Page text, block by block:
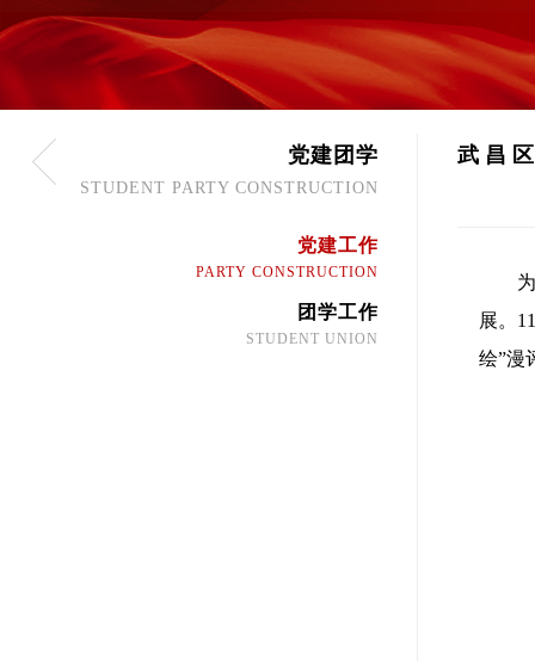
党建团学
STUDENT PARTY CONSTRUCTION
党建工作
PARTY CONSTRUCTION
团学工作
STUDENT UNION
武昌
展。
绘”漫